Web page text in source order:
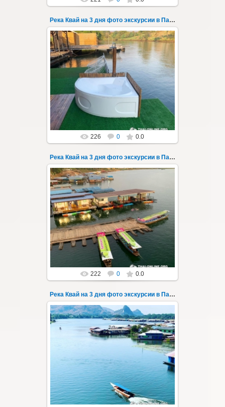
Река Квай на 3 дня фото экскурсии в Паттайе 67
22.03.2023
Тур на три дня из Паттайи на реку Квай,
водопады Эраван, Сайок Ной и Сайок Яй,
затопленный город Сангклабури, деревня...
Thai-Online
226 0 0.0
Река Квай на 3 дня фото экскурсии в Паттайе 68
22.03.2023
Тур на три дня из Паттайи на реку Квай,
водопады Эраван, Сайок Ной и Сайок Яй,
затопленный город Сангклабури, деревня...
Thai-Online
222 0 0.0
Река Квай на 3 дня фото экскурсии в Паттайе 69
22.03.2023
Тур на три дня из Паттайи на реку Квай,
водопады Эраван, Сайок Ной и Сайок Яй,
затопленный город Сангклабури, деревня...
Thai-Online